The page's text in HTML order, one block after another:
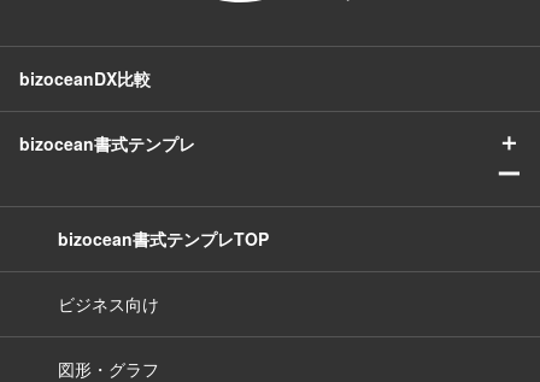
bizoceanDX比較
bizocean書式テンプレ
＋
ー
bizocean書式テンプレTOP
ビジネス向け
図形・グラフ